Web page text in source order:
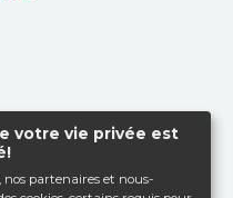
votre vie privée est
nos partenaires et nous-